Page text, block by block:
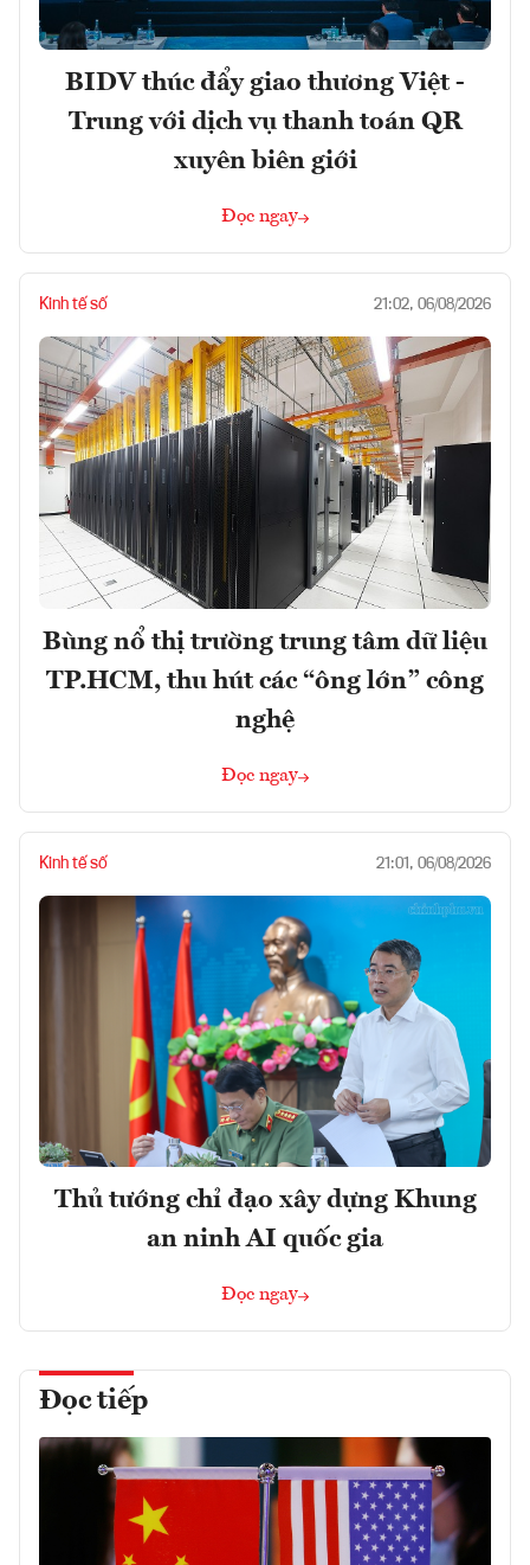
BIDV thúc đẩy giao thương Việt -
Trung với dịch vụ thanh toán QR
xuyên biên giới
Đọc ngay
Kinh tế số 21:02, 06/08/2026
Bùng nổ thị trường trung tâm dữ liệu
TP.HCM, thu hút các “ông lớn” công
nghệ
Đọc ngay
Kinh tế số 21:01, 06/08/2026
Thủ tướng chỉ đạo xây dựng Khung
an ninh AI quốc gia
Đọc ngay
Đọc tiếp